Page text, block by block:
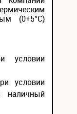
(0+5°С)
условии
условии
наличный